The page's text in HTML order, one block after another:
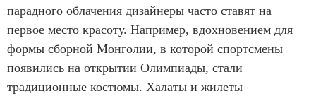
парадного облачения дизайнеры часто ставят на
первое место красоту. Например, вдохновением для
формы сборной Монголии, в которой спортсмены
появились на открытии Олимпиады, стали
традиционные костюмы. Халаты и жилеты